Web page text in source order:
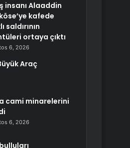
insanı Alaaddin
kafede
saldırının
ortaya çıktı
6, 2026
Araç
cami minarelerini
6, 2026